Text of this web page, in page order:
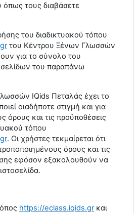
τους διαβάσετε
του διαδικτυακού τόπου
grτου Κέντρου Ξένων Γλωσσών
για το σύνολο του
του παραπάνω
IQids Πεταλάς έχει το
οιαδήποτε στιγμή και για
όρους και τις προϋποθέσεις
τόπου
gr. Οι χρήστες τεκμαίρεται ότι
όρους και τις
εφόσον εξακολουθούν να
https://eclass.iqids.grκαι